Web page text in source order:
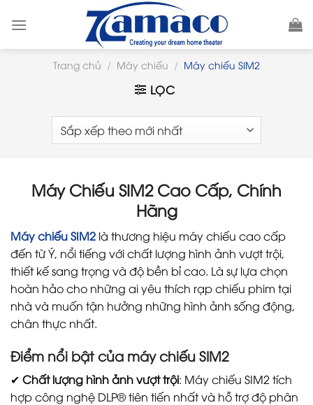
Trang chủ / Máy chiếu / Máy chiếu SIM2
LỌC
Máy Chiếu SIM2 Cao Cấp, Chính
Hãng
Máy chiếu SIM2 là thương hiệu máy chiếu cao cấp
đến từ Ý, nổi tiếng với chất lượng hình ảnh vượt trội,
thiết kế sang trọng và độ bền bỉ cao. Là sự lựa chọn
hoàn hảo cho những ai yêu thích rạp chiếu phim tại
nhà và muốn tận hưởng những hình ảnh sống động,
chân thực nhất.
Điểm nổi bật của máy chiếu SIM2
✔ Chất lượng hình ảnh vượt trội: Máy chiếu SIM2 tích
hợp công nghệ DLP® tiên tiến nhất và hỗ trợ độ phân